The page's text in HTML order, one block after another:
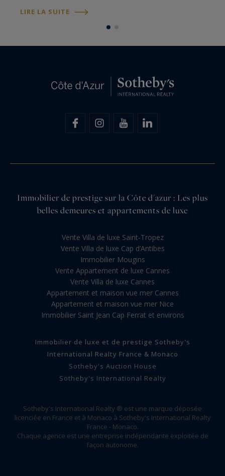
de la Principauté, beaucoup choisissent pourtant
LIRE LA SUITE
Immobilier de prestige sur la Côte d'azur : Les plus
belles demeures et appartements de luxe
Vente Villa de luxe Saint-Tropez
Vente Villa de luxe Cap d’Antibes
Immobilier Mougins
Vente Appartement de luxe Cannes
Vente Villa de luxe Cannes
Appartement et maison vue mer Cannes
Appartement et maison vue mer Nice
Immobilier Saint Jean Cap Ferrat et environs
Immobilier de luxe et de prestige Sotheby's
International Realty France & Monaco
Sotheby's Auction House
Sotheby's International Realty
Sotheby's International Realty ® est une marque déposée
licenciée en France et à Monaco à Sotheby's International Realty
France - Monaco.
Chaque agence est une entreprise indépendante exploitée de
façon autonome.